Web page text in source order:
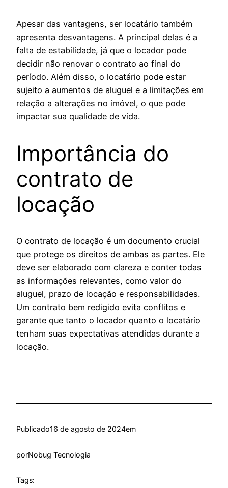
Apesar das vantagens, ser locatário também
apresenta desvantagens. A principal delas é a
falta de estabilidade, já que o locador pode
decidir não renovar o contrato ao final do
período. Além disso, o locatário pode estar
sujeito a aumentos de aluguel e a limitações em
relação a alterações no imóvel, o que pode
impactar sua qualidade de vida.
Importância do
contrato de
locação
O contrato de locação é um documento crucial
que protege os direitos de ambas as partes. Ele
deve ser elaborado com clareza e conter todas
as informações relevantes, como valor do
aluguel, prazo de locação e responsabilidades.
Um contrato bem redigido evita conflitos e
garante que tanto o locador quanto o locatário
tenham suas expectativas atendidas durante a
locação.
Publicado16 de agosto de 2024em
porNobug Tecnologia
Tags: